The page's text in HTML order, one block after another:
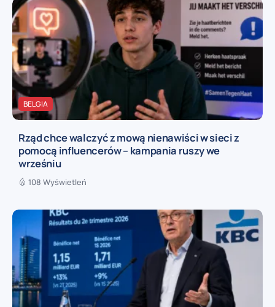
BELGIA
Rząd chce walczyć z mową nienawiści w sieci z
pomocą influencerów – kampania ruszy we
wrześniu
108 Wyświetleń